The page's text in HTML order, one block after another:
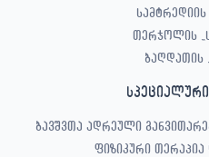
თერჯოლის
ბაღდათის
ბავშვთა ადრეული
ფიზიკური